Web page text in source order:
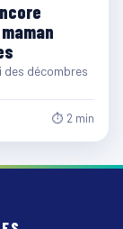
des décombres
⏱ 2 min